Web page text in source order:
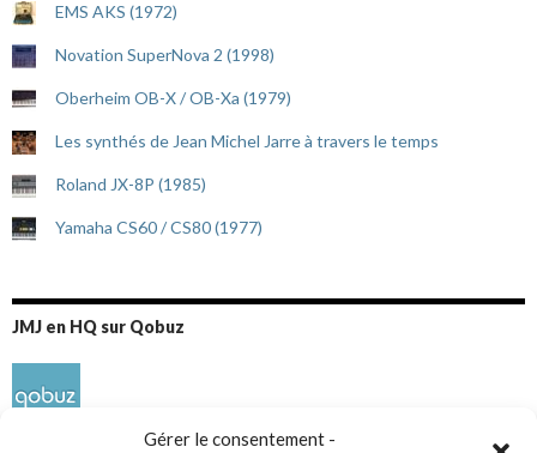
Gérer le consentement -
EMS AKS (1972)
Novation SuperNova 2 (1998)
Oberheim OB-X / OB-Xa (1979)
Les synthés de Jean Michel Jarre à travers le temps
Roland JX-8P (1985)
Yamaha CS60 / CS80 (1977)
JMJ en HQ sur Qobuz